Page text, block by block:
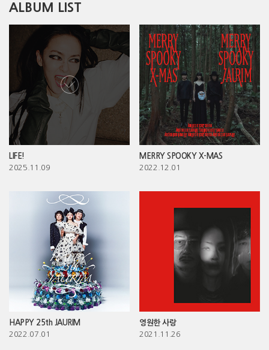
ALBUM LIST
LIFE!
2025.11.09
MERRY SPOOKY X-MAS
2022.12.01
HAPPY 25th JAURIM
2022.07.01
영원한 사랑
2021.11.26